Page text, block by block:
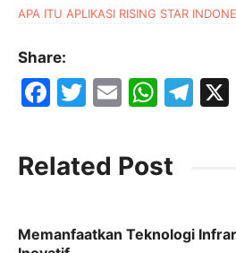
APA ITU APLIKASI RISING STAR
Share:
F
c
e
o
T
itt
er
E
ai
l
W
at
s
p
T
m
Related Post
Memanfaatkan Teknologi